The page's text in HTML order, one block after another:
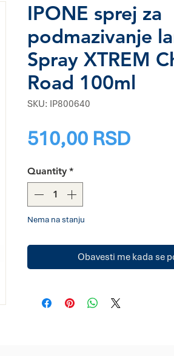
IPONE sprej za
podmazivanje
Spray XTREM
Road 100ml
SKU: IP800640
510,00 RSDPrice
Quantity *
Nema na stanju
Obavesti me kada se